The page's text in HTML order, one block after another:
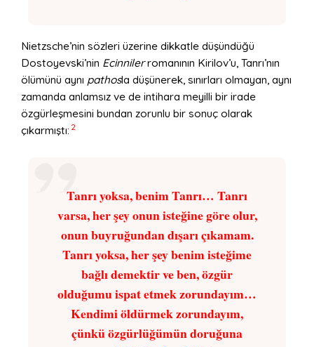
Nietzsche’nin sözleri üzerine dikkatle düşündüğü
Dostoyevski’nin Ecinnilerromanının Kirilov’u, Tanrı’nın
ölümünü aynı pathosla düşünerek, sınırları olmayan, aynı
zamanda anlamsız ve de intihara meyilli bir irade
özgürleşmesini bundan zorunlu bir sonuç olarak
çıkarmıştı: 2
Tanrı yoksa, benim Tanrı… Tanrı
varsa, her şey onun isteğine göre olur,
onun buyruğundan dışarı çıkamam.
Tanrı yoksa, her şey benim isteğime
bağlı demektir ve ben, özgür
olduğumu ispat etmek zorundayım…
Kendimi öldürmek zorundayım,
çünkü özgürlüğümün doruğuna